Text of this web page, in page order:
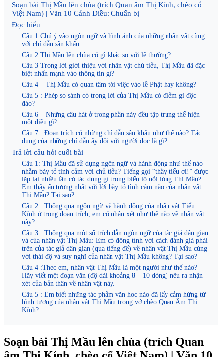
Soạn bài Thị Mầu lên chùa (trích Quan âm Thị Kính, chèo cổ
Việt Nam) | Văn 10 Cánh Diều: Chuẩn bị
Đọc hiểu
Câu 1 Chú ý vào ngôn ngữ và hình ảnh của những nhân vật cùng
với chỉ dẫn sân khấu.
Câu 2 Thị Mầu lên chùa có gì khác so với lệ thường?
Câu 3 Trong lời giới thiệu với nhân vật chú tiểu, Thị Mầu đã đặc
biệt nhấn mạnh vào thông tin gì?
Câu 4 – Thị Mầu có quan tâm tới việc vào lễ Phật hay không?
Câu 5 : Phép so sánh có trong lời của Thị Mầu có điểm gì độc
đáo?
Câu 6 – Những câu hát ở trong phần này đều tập trung thể hiện
một điều gì?
Câu 7 : Đoạn trích có những chỉ dẫn sân khấu như thế nào? Tác
dụng của những chỉ dẫn ấy đối với người đọc là gì?
Trả lời câu hỏi cuối bài
Câu 1: Thị Mầu đã sử dụng ngôn ngữ và hành động như thế nào
nhằm bày tỏ tình cảm với chủ tiểu? Tiếng gọi “thầy tiểu ơi!” được
lặp lại nhiều lần có tác dụng gì trong biểu lộ nỗi lòng Thị Mầu?
Em thấy ấn tượng nhất với lời bày tỏ tình cảm nào của nhân vật
Thị Mầu? Tại sao?
Câu 2 : Thông qua ngôn ngữ và hành động của nhân vật Tiểu
Kính ở trong đoạn trích, em có nhận xét như thế nào về nhân vật
này?
Câu 3 : Thông qua một số trích dẫn ngôn ngữ của tác giả dân gian
và của nhân vật Thị Mầu: Em có đồng tình với cách đánh giá phái
trên của tác giả dân gian (qua tiếng đế) về nhân vật Thị Mầu cùng
với thái độ và suy nghĩ của nhân vật Thị Mầu không? Tại sao?
Câu 4 :Theo em, nhân vật Thị Mầu là một người như thế nào?
Hãy viết một đoạn văn (độ dài khoảng 8 – 10 dòng) nêu ra nhận
xét của bản thân về nhân vật này.
Câu 5 : Em biết những tác phẩm văn học nào đã lấy cảm hứng từ
hình tượng của nhân vật Thị Mầu trong vở chèo Quan Âm Thị
Kính?
Soạn bài Thị Mầu lên chùa (trích Quan